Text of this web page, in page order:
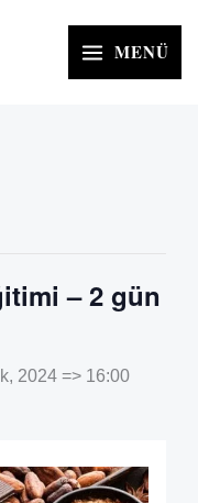
MENÜ
– 2 gün
2024 => 16:00